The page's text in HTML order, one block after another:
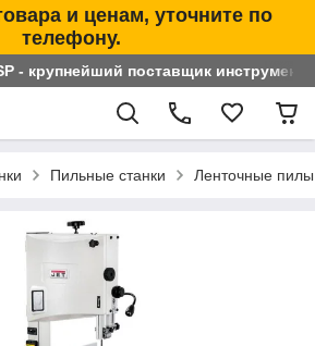
и ценам, уточните по
телефону.
- крупнейший поставщик
Пильные станки Ленточные пилы